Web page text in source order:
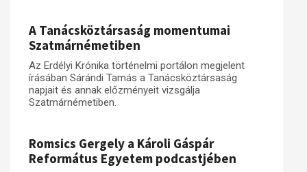
A Tanácsköztársaság momentumai
Szatmárnémetiben
Az Erdélyi Krónika történelmi portálon megjelent
írásában Sárándi Tamás a Tanácsköztársaság
napjait és annak előzményeit vizsgálja
Szatmárnémetiben.
Romsics Gergely a Károli Gáspár
Református Egyetem podcastjében